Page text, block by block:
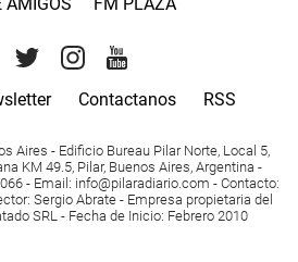
Contactanos RSS
Aires - Edificio Bureau Pilar Norte, Local 5,
KM 49.5, Pilar, Buenos Aires, Argentina -
- Email : info@pilaradiario.com - Contacto:
: Sergio Abrate - Empresa propietaria del
SRL - Fecha de Inicio: Febrero 2010